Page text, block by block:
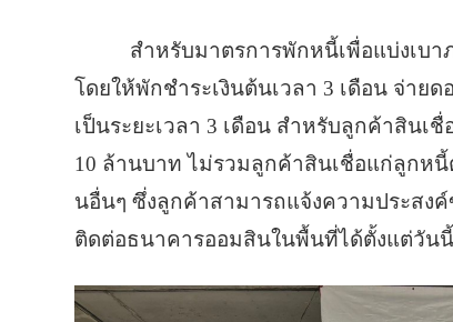
สำหรับมาตรการพักหนี้เพื่อแบ่งเบ
โดยให้พักชำระเงินต้นเวลา 3 เดือน จ่าย
เป็นระยะเวลา 3 เดือน สำหรับลูกค้าสินเ
10 ล้านบาท ไม่รวมลูกค้าสินเชื่อแก่ลูกหนี้
นอื่นๆ ซึ่งลูกค้าสามารถแจ้งความประสง
ติดต่อธนาคารออมสินในพื้นที่ได้ตั้งแต่วัน